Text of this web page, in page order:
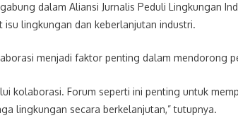
dalam Aliansi Jurnalis Peduli Lingkungan
lingkungan dan keberlanjutan industri.
menjadi faktor penting dalam mendorong
kolaborasi. Forum seperti ini penting untuk
lingkungan secara berkelanjutan,” tutupnya.